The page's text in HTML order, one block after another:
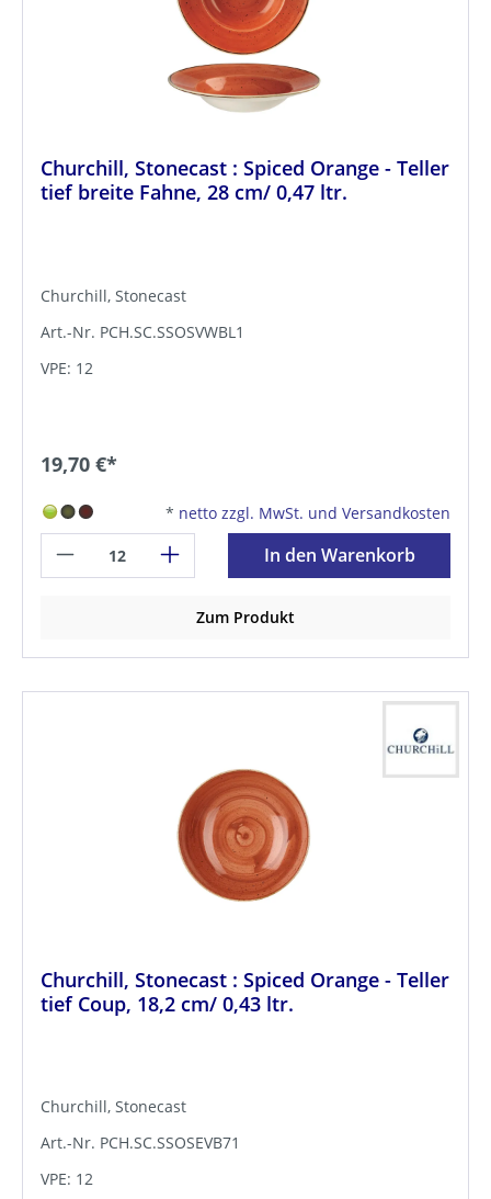
Churchill, Stonecast : Spiced Orange - Teller
tief breite Fahne, 28 cm/ 0,47 ltr.
Churchill, Stonecast
Art.-Nr. PCH.SC.SSOSVWBL1
VPE: 12
19,70 €*
* netto zzgl. MwSt. und Versandkosten
In den Warenkorb
Zum Produkt
Churchill, Stonecast : Spiced Orange - Teller
tief Coup, 18,2 cm/ 0,43 ltr.
Churchill, Stonecast
Art.-Nr. PCH.SC.SSOSEVB71
VPE: 12